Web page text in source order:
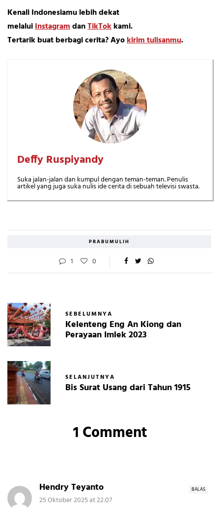
Kenali Indonesiamu lebih dekat
melaluiInstagramdanTikTokkami.
Tertarik buat berbagi cerita? Ayokirim tulisanmu.
Deffy Ruspiyandy
Suka jalan-jalan dan kumpul dengan teman-teman. Penulis
artikel yang juga suka nulis ide cerita di sebuah televisi swasta.
PRABUMULIH
1 0
SEBELUMNYA
Kelenteng Eng An Kiong dan
Perayaan Imlek 2023
SELANJUTNYA
Bis Surat Usang dari Tahun 1915
1 Comment
BALAS
Hendry Teyanto
25 Oktober 2025 at 22:07